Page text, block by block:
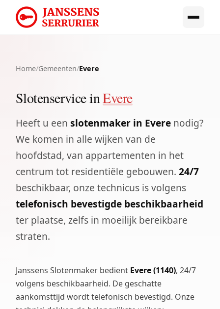
Home/Gemeenten/Evere
Slotenservice inEvere
Heeft u een slotenmaker in Evere nodig?
We komen in alle wijken van de
hoofdstad, van appartementen in het
centrum tot residentiële gebouwen. 24/7
beschikbaar, onze technicus is volgens
telefonisch bevestigde beschikbaarheid
ter plaatse, zelfs in moeilijk bereikbare
straten.
Janssens Slotenmaker bedient Evere (1140), 24/7
volgens beschikbaarheid. De geschatte
aankomsttijd wordt telefonisch bevestigd. Onze